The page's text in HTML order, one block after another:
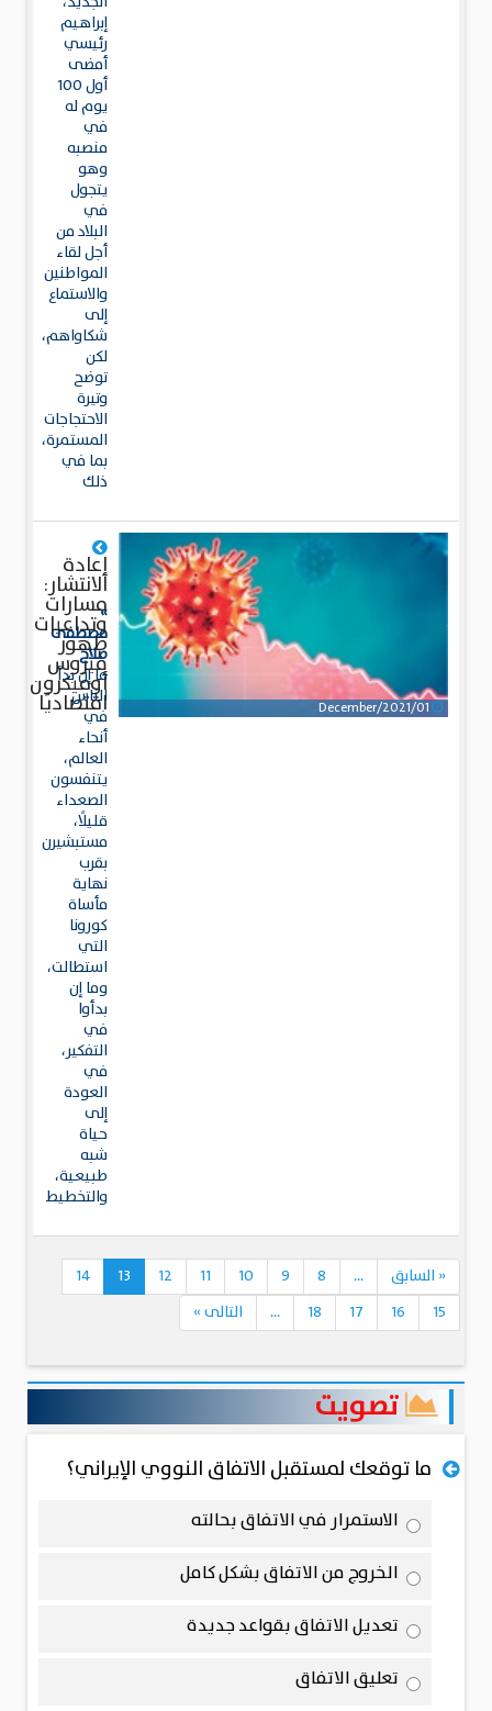
إبراهيم
رئيسي
أمضى
أول 100
يوم له
في
منصبه
وهو
يتجول
في
البلاد من
أجل لقاء
المواطنين
والاستماع
إلى
شكاواهم،
لكن
توضح
وتيرة
الاحتجاجات
المستمرة،
بما في
ذلك
إعادة
الانتشار:
مسارات
وتداعيات
ظهور
فيروس
أوميكرون
اقتصاديًا
»
مصطفى
صلاح
ما إن بدأ
الناس
في
أنحاء
العالم،
يتنفسون
الصعداء
قليلًا،
مستبشيرن
بقرب
نهاية
مأساة
كورونا
التي
استطالت،
وما إن
بدأوا
في
التفكير،
في
العودة
إلى
حياة
شبه
طبيعية،
والتخطيط
« السابق ...
8
9
10
11
12
13
14
15
16
17
18
... التالى»
تصويت
ما توقعك لمستقبل الاتفاق النووي الإيراني؟
الاستمرار في الاتفاق بحالته
الخروج من الاتفاق بشكل كامل
تعديل الاتفاق بقواعد جديدة
تعليق الاتفاق